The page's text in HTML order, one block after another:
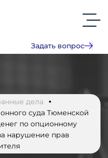
Задать вопрос
дела
суда Тюменской
по опционному
нарушение прав